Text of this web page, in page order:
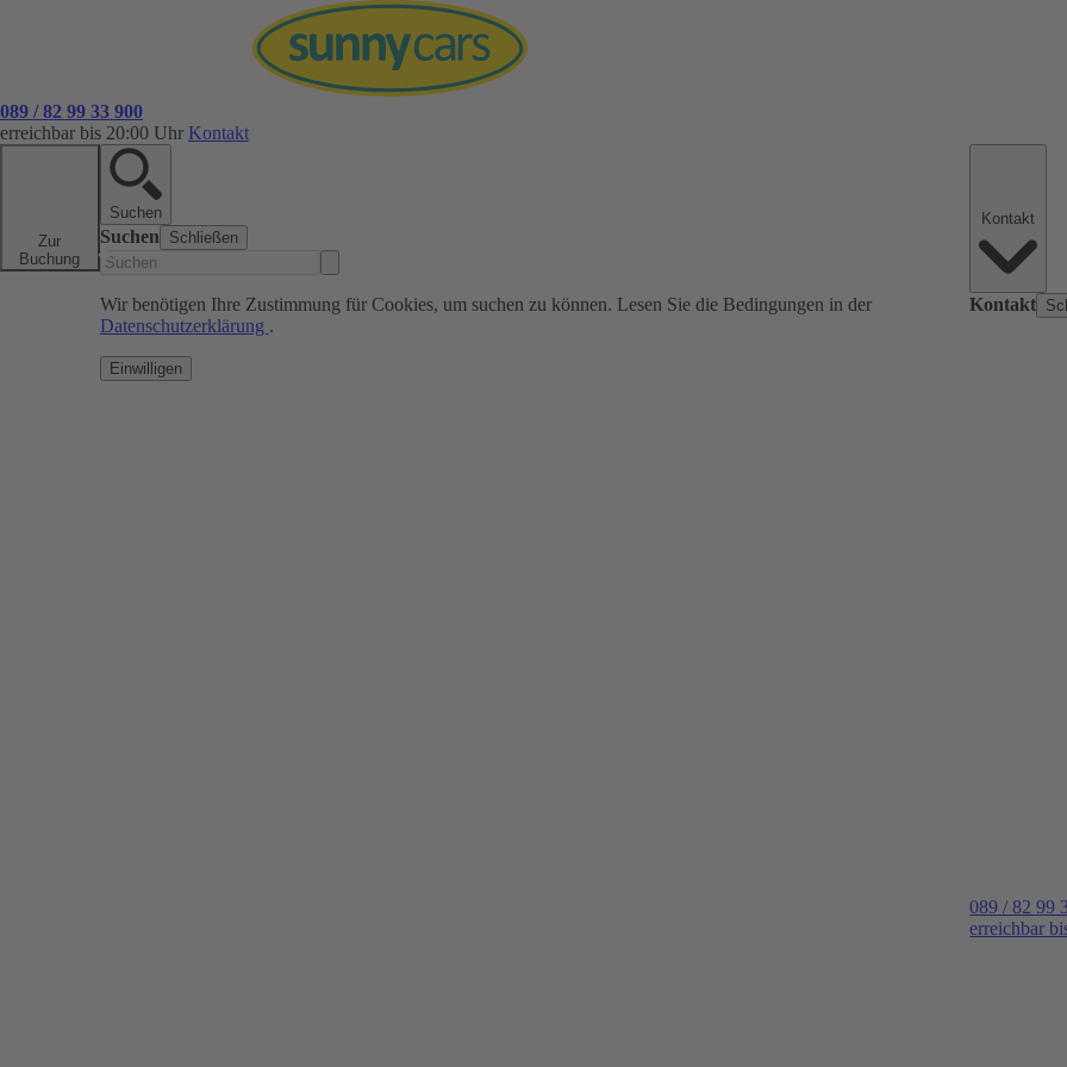
089 / 82 99 33 900
erreichbar bis 20:00 Uhr Kontakt
Zur
Buchung
Suchen
Suchen Schließen
Wir benötigen Ihre Zustimmung für Cookies, um suchen zu können. Lesen Sie die Bedingungen in der
Datenschutzerklärung .
Einwilligen
Kontakt
089 / 82 99
erreichbar